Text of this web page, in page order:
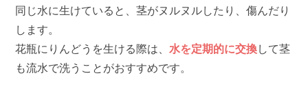
同じ水に生けていると、茎がヌルヌルしたり、傷んだり
します。
花瓶にりんどうを生ける際は、水を定期的に交換して茎
も流水で洗うことがおすすめです。